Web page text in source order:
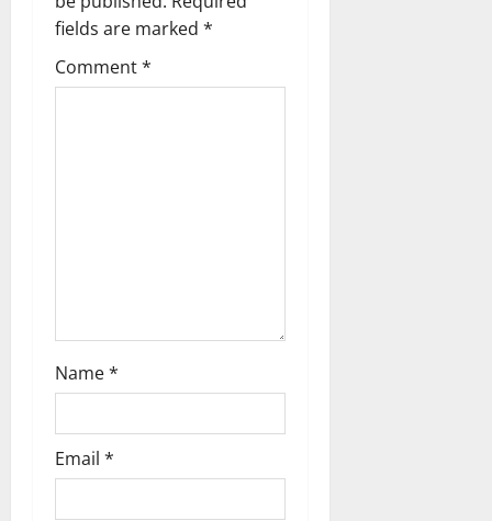
t
i
fields are marked *
Comment*
Name*
Email *